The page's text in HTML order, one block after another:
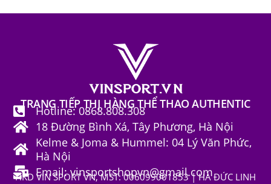
TRANG TIẾP THỊ HÀNG THỂ THAO AUTHENTIC
Hotline: 0868.808.308
18 Đường Bình Xá, Tây Phương, Hà Nội
Kelme & Joma & Hummel: 04 Lý Văn Phức,
Hà Nội
Email: vinsportshopvn@gmail.com
HKD VIN SPORT VN, MST: 006099001853 | HÀ ĐỨC LINH